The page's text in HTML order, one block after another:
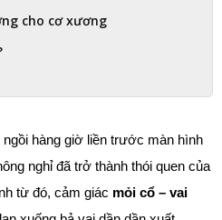
cho cơ xương
ngồi hàng giờ liền trước màn hình
nghỉ đã trở thành thói quen của
từ đó, cảm giác mỏi cổ – vai